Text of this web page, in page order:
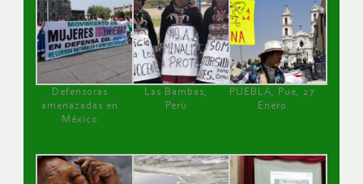
Defensoras
amenazadas en
México
Las Bambas,
Perú
PUEBLA, Pue, 27
Enero